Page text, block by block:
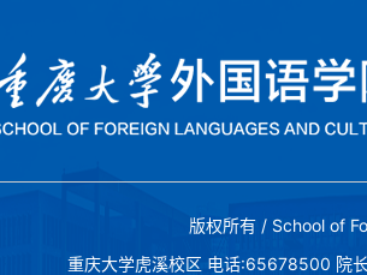
版权所有 / School of
重庆大学虎溪校区 电话:65678500 院